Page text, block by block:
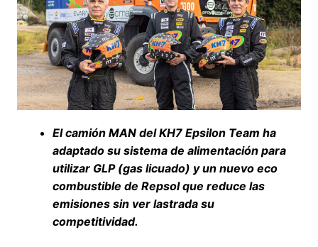
El camión MAN del KH7 Epsilon Team ha
adaptado su sistema de alimentación para
utilizar GLP (gas licuado) y un nuevo eco
combustible de Repsol que reduce las
emisiones sin ver lastrada su
competitividad.